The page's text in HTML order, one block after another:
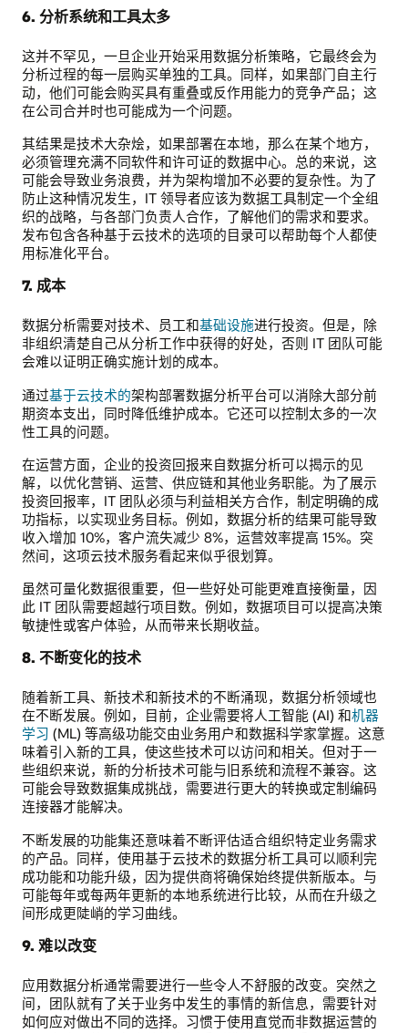
6. 分析系统和工具太多
这并不罕见，一旦企业开始采用数据分析策略，它最终会为
分析过程的每一层购买单独的工具。同样，如果部门自主行
动，他们可能会购买具有重叠或反作用能力的竞争产品；这
在公司合并时也可能成为一个问题。
其结果是技术大杂烩，如果部署在本地，那么在某个地方，
必须管理充满不同软件和许可证的数据中心。总的来说，这
可能会导致业务浪费，并为架构增加不必要的复杂性。为了
防止这种情况发生，IT 领导者应该为数据工具制定一个全组
织的战略，与各部门负责人合作，了解他们的需求和要求。
发布包含各种基于云技术的选项的目录可以帮助每个人都使
用标准化平台。
7. 成本
数据分析需要对技术、员工和基础设施进行投资。但是，除
非组织清楚自己从分析工作中获得的好处，否则 IT 团队可能
会难以证明正确实施计划的成本。
通过基于云技术的架构部署数据分析平台可以消除大部分前
期资本支出，同时降低维护成本。它还可以控制太多的一次
性工具的问题。
在运营方面，企业的投资回报来自数据分析可以揭示的见
解，以优化营销、运营、供应链和其他业务职能。为了展示
投资回报率，IT 团队必须与利益相关方合作，制定明确的成
功指标，以实现业务目标。例如，数据分析的结果可能导致
收入增加 10%，客户流失减少 8%，运营效率提高 15%。突
然间，这项云技术服务看起来似乎很划算。
虽然可量化数据很重要，但一些好处可能更难直接衡量，因
此 IT 团队需要超越行项目数。例如，数据项目可以提高决策
敏捷性或客户体验，从而带来长期收益。
8. 不断变化的技术
随着新工具、新技术和新技术的不断涌现，数据分析领域也
在不断发展。例如，目前，企业需要将人工智能 (AI) 和机器
学习 (ML) 等高级功能交由业务用户和数据科学家掌握。这意
味着引入新的工具，使这些技术可以访问和相关。但对于一
些组织来说，新的分析技术可能与旧系统和流程不兼容。这
可能会导致数据集成挑战，需要进行更大的转换或定制编码
连接器才能解决。
不断发展的功能集还意味着不断评估适合组织特定业务需求
的产品。同样，使用基于云技术的数据分析工具可以顺利完
成功能和功能升级，因为提供商将确保始终提供新版本。与
可能每年或每两年更新的本地系统进行比较，从而在升级之
间形成更陡峭的学习曲线。
9. 难以改变
应用数据分析通常需要进行一些令人不舒服的改变。突然之
间，团队就有了关于业务中发生的事情的新信息，需要针对
如何应对做出不同的选择。习惯于使用直觉而非数据运营的